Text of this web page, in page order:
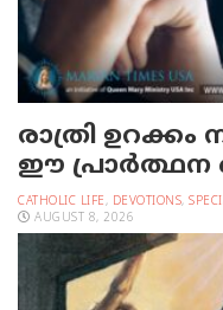
രാത്രി
ഈ പ്രാര്‍ത്ഥന
CATHOLIC LIFE, DEVOTIONS,
AUGUST 8, 2026